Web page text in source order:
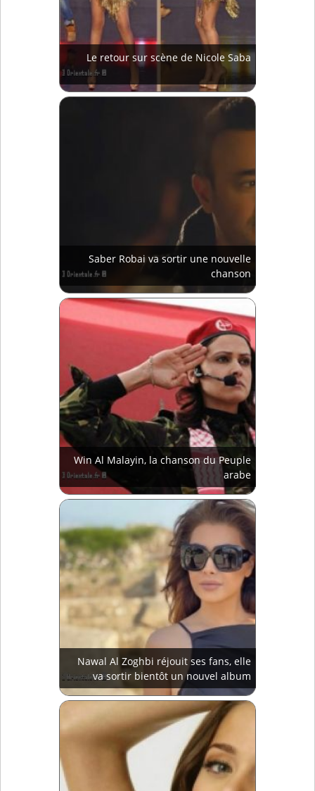
Le retour sur scène de Nicole Saba
Saber Robai va sortir une nouvelle
chanson
Win Al Malayin, la chanson du Peuple
arabe
Nawal Al Zoghbi réjouit ses fans, elle
va sortir bientôt un nouvel album